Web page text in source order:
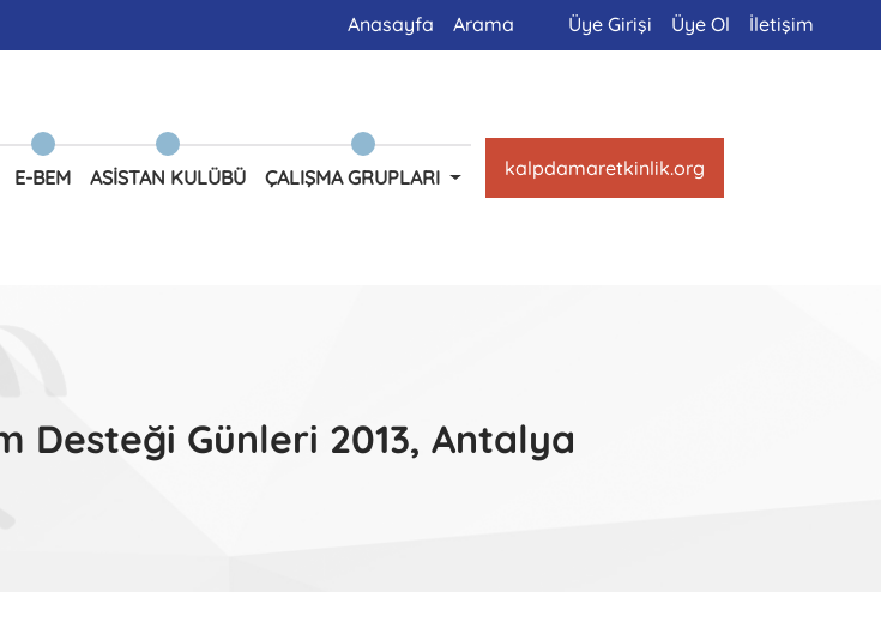
Anasayfa Arama Üye Girişi Üye Ol İletişim
E-BEM ASISTAN KULÜBÜ ÇALIŞMA GRUPLARI kalpdamaretkinlik.org
Desteği Günleri 2013, Antalya